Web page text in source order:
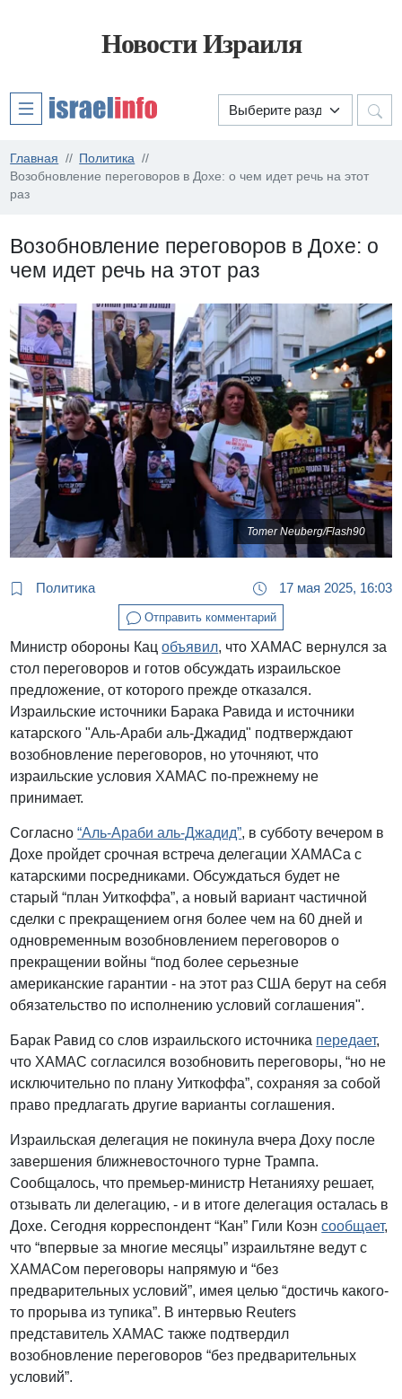
Новости Израиля
Главная
Политика
Возобновление переговоров в Дохе: о чем идет речь на этот
раз
Возобновление переговоров в Дохе: о
чем идет речь на этот раз
Tomer Neuberg/Flash90
Политика 17 мая 2025, 16:03
Отправить комментарий
Министр обороны Кацобъявил, что ХАМАС вернулся за
стол переговоров и готов обсуждать израильское
предложение, от которого прежде отказался.
Израильские источники Барака Равида и источники
катарского "Аль-Араби аль-Джадид" подтверждают
возобновление переговоров, но уточняют, что
израильские условия ХАМАС по-прежнему не
принимает.
Согласно“Аль-Араби аль-Джадид”, в субботу вечером в
Дохе пройдет срочная встреча делегации ХАМАСа с
катарскими посредниками. Обсуждаться будет не
старый “план Уиткоффа”, а новый вариант частичной
сделки с прекращением огня более чем на 60 дней и
одновременным возобновлением переговоров о
прекращении войны “под более серьезные
американские гарантии - на этот раз США берут на себя
обязательство по исполнению условий соглашения".
Барак Равид со слов израильского источника передает,
что ХАМАС согласился возобновить переговоры, “но не
исключительно по плану Уиткоффа”, сохраняя за собой
право предлагать другие варианты соглашения.
Израильская делегация не покинула вчера Доху после
завершения ближневосточного турне Трампа.
Сообщалось, что премьер-министр Нетанияху решает,
отзывать ли делегацию, - и в итоге делегация осталась в
Дохе. Сегодня корреспондент “Кан” Гили Коэнсообщает,
что “впервые за многие месяцы” израильтяне ведут с
ХАМАСом переговоры напрямую и “без
предварительных условий”, имея целью “достичь какого-
то прорыва из тупика”. В интервью Reuters
представитель ХАМАС также подтвердил
возобновление переговоров “без предварительных
условий”.